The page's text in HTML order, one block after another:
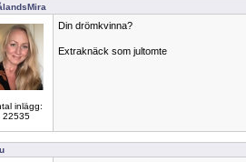
inlägg:
22535
Din drömkvinna?
Extraknäck som jultomte